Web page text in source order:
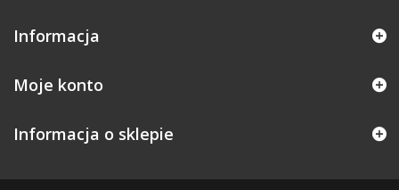
Informacja
Moje konto
Informacja o sklepie